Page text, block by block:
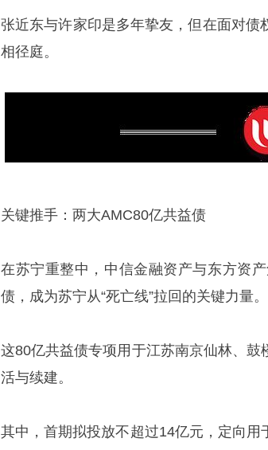
张近东与许家印是多年挚友，但在面对
相径庭。
关键推手：两大AMC80亿共益债
在苏宁重整中，中信金融资产与东方资
债，成为苏宁从“死亡线”拉回的关键力量。
这80亿共益债专项用于江苏南京仙林、
活与续建。
其中，首期拟投放不超过14亿元，定向